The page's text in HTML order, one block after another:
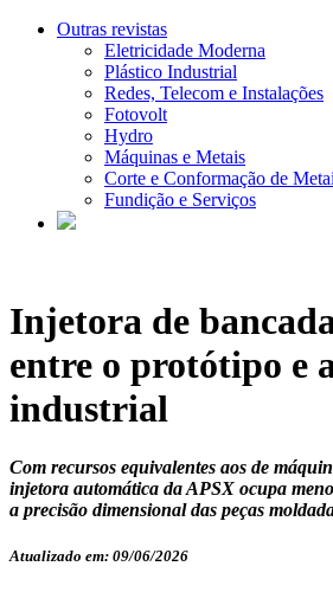
Outras revistas
Eletricidade Moderna
Plástico Industrial
Redes, Telecom e Instalações
Fotovolt
Hydro
Máquinas e Metais
Corte e Conformação de
Fundição e Serviços
Injetora de
entre o protótipo e
industrial
Com recursos equivalentes aos de
injetora automática da APSX ocupa
a precisão dimensional das peças
Atualizado em: 09/06/2026